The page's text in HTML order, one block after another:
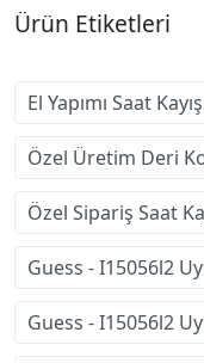
Ürün Etiketleri
El Yapımı Saat
Özel Üretim Deri
Özel Sipariş Saat
Guess - I15056l2
Guess - I15056l2